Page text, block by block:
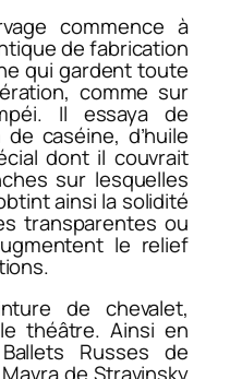
commence à
de fabrication
qui gardent toute
comme sur
Il essaya de
caséine, d’huile
dont il couvrait
sur lesquelles
ainsi la solidité
transparentes ou
le relief
de chevalet,
théâtre. Ainsi en
Russes de